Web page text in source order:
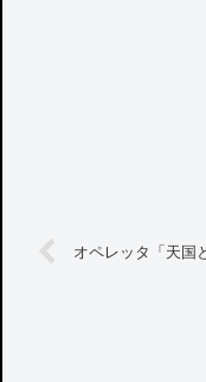
オペレッタ「天国